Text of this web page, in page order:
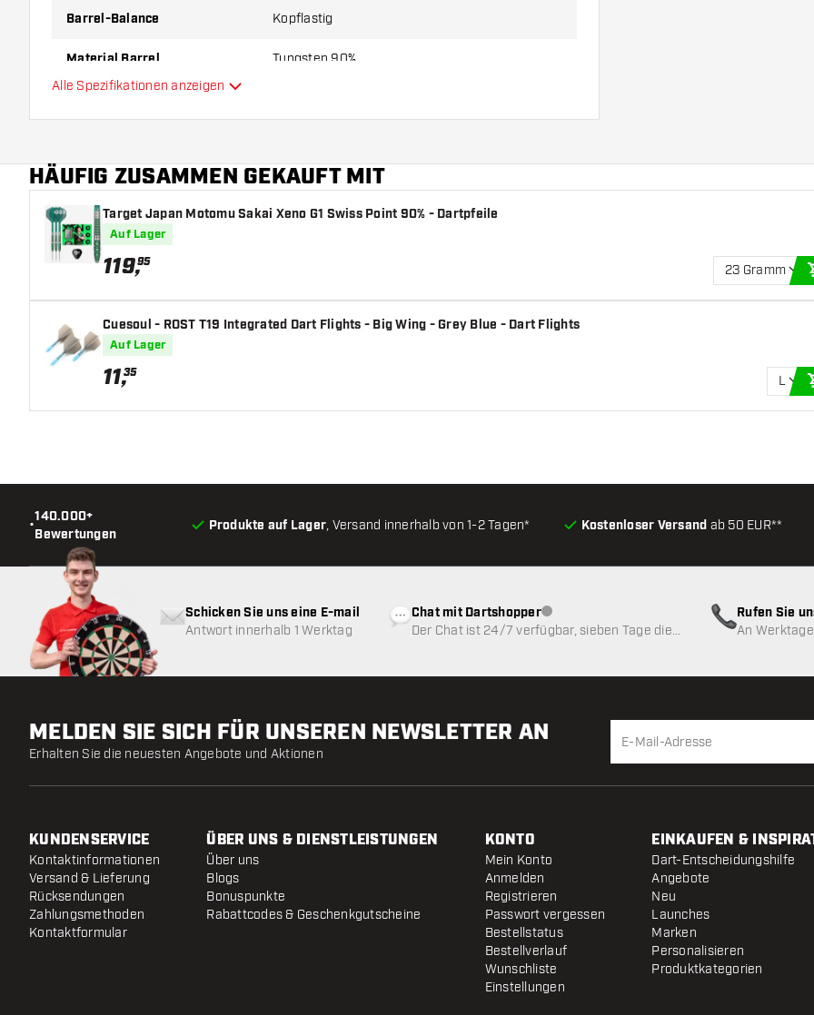
Barrel-Balance Kopflastig
Material Barrel Tungsten 90%
Barrelfarbe
Barrel Gripzone
Barrelform
Gewicht
Barreldurchmesser (MM)
Barrellänge (MM)
Alle Spezifikationen anzeigen
HÄUFIG ZUSAMMEN GEKAUFT MIT
Target Japan Motomu Sakai Xeno G1 Swiss Point 90% - Dartpfeile
Auf Lager
119,95
23 Gramm
Cuesoul - ROST T19 Integrated Dart Flights - Big Wing - Grey Blue - Dart Flights
Auf Lager
11,35
L
•
140.000+
Bewertungen
Produkte auf Lager, Versand innerhalb von 1-2 Tagen* Kostenloser Versand ab 50 EUR**
Schicken Sie uns eine E-mail
Antwort innerhalb 1 Werktag
Chat mit DartshopperKundenservice nicht verfügbar
Der Chat ist 24/7 verfügbar, sieben Tage die
Rufen Sie
An
MELDEN SIE SICH FÜR UNSEREN NEWSLETTER AN
Erhalten Sie die neuesten Angebote und Aktionen
KUNDENSERVICE
Kontaktinformationen
Versand & Lieferung
Rücksendungen
Zahlungsmethoden
Kontaktformular
ÜBER UNS & DIENSTLEISTUNGEN
Über uns
Blogs
Bonuspunkte
Rabattcodes & Geschenkgutscheine
KONTO
Mein Konto
Anmelden
Registrieren
Passwort vergessen
Bestellstatus
Bestellverlauf
Wunschliste
Einstellungen
EINKAUFEN &
Dart-Entscheidungshilfe
Angebote
Neu
Launches
Marken
Personalisieren
Produktkategorien